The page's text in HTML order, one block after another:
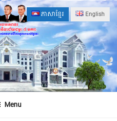
ភាសាខ្មែរ English
Menu